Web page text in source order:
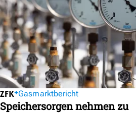
Gasmarktbericht
Speichersorgen nehmen zu